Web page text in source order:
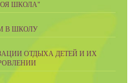
ШКОЛА"
В ШКОЛУ
ОТДЫХА ДЕТЕЙ И ИХ